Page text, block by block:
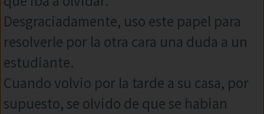
Desgraciadamente, uso este papel para
resolverle por la otra cara una duda a un
estudiante.
Cuando volvio por la tarde a su casa, por
supuesto, se olvido de que se habian